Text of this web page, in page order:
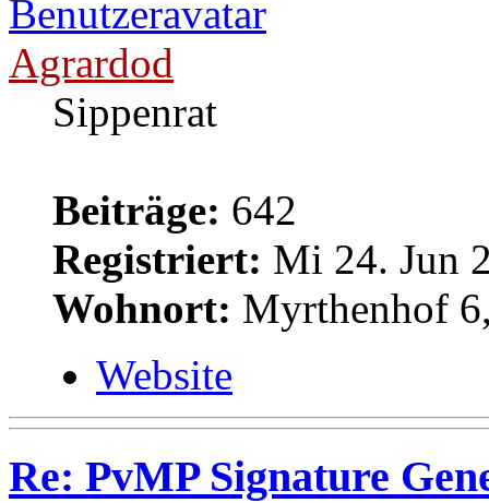
Agrardod
Sippenrat
Beiträge: 642
Registriert: Mi 24. Jun
Wohnort: Myrthenhof
Website
Re: PvMP Signature